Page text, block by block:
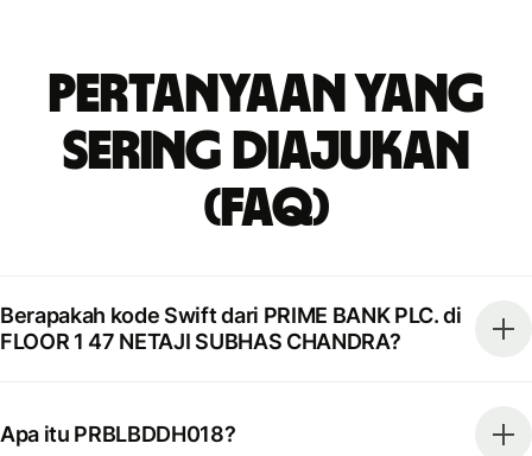
Pertanyaan yang
Sering Diajukan
(FAQ)
Berapakah kode Swift dari PRIME BANK PLC. di
FLOOR 1 47 NETAJI SUBHAS CHANDRA?
Apa itu PRBLBDDH018?